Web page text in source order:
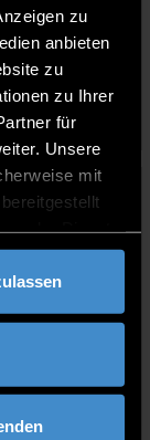
zu
anbieten
zu
zu Ihrer
für
Unsere
mit